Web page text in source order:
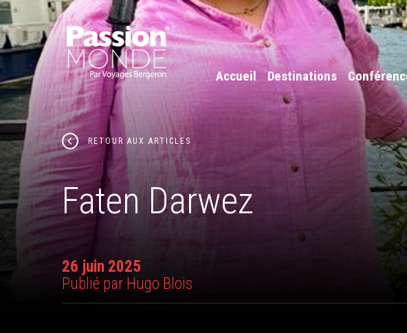
Accueil Destinations
RETOUR AUX ARTICLES
Faten Darwez
26 juin 2025
Publié par Hugo Blois